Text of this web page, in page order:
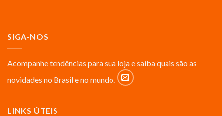
SIGA-NOS
Acompanhe tendências para sua loja e saiba quais são as
novidades no Brasil e no mundo.
LINKS ÚTEIS